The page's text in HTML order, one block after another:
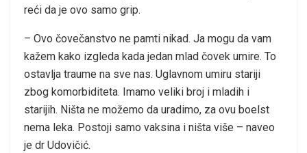
reći da je ovo samo grip.
– Ovo čovečanstvo ne pamti nikad. Ja mogu da vam
kažem kako izgleda kada jedan mlad čovek umire. To
ostavlja traume na sve nas. Uglavnom umiru stariji
zbog komorbiditeta. Imamo veliki broj i mladih i
starijih. Ništa ne možemo da uradimo, za ovu boelst
nema leka. Postoji samo vaksina i ništa više – naveo
je dr Udovičić.